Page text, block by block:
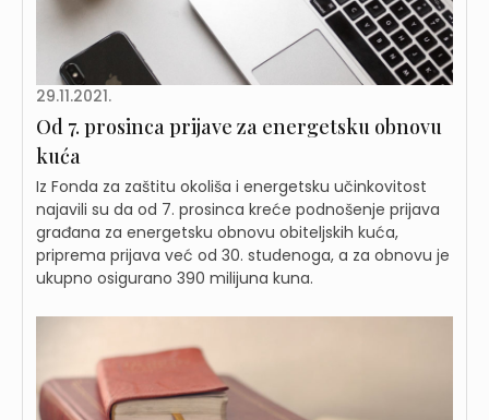
29.11.2021.
Od 7. prosinca prijave za energetsku obnovu
kuća
Iz Fonda za zaštitu okoliša i energetsku učinkovitost
najavili su da od 7. prosinca kreće podnošenje prijava
građana za energetsku obnovu obiteljskih kuća,
priprema prijava već od 30. studenoga, a za obnovu je
ukupno osigurano 390 milijuna kuna.